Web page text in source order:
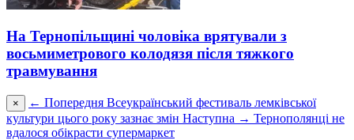
На Тернопільщині чоловіка врятували з
восьмиметрового колодязя після тяжкого
травмування
× ← Попередня Всеукраїнський фестиваль лемківської
культури цього року зазнає змін Наступна → Тернополянці не
вдалося обікрасти супермаркет